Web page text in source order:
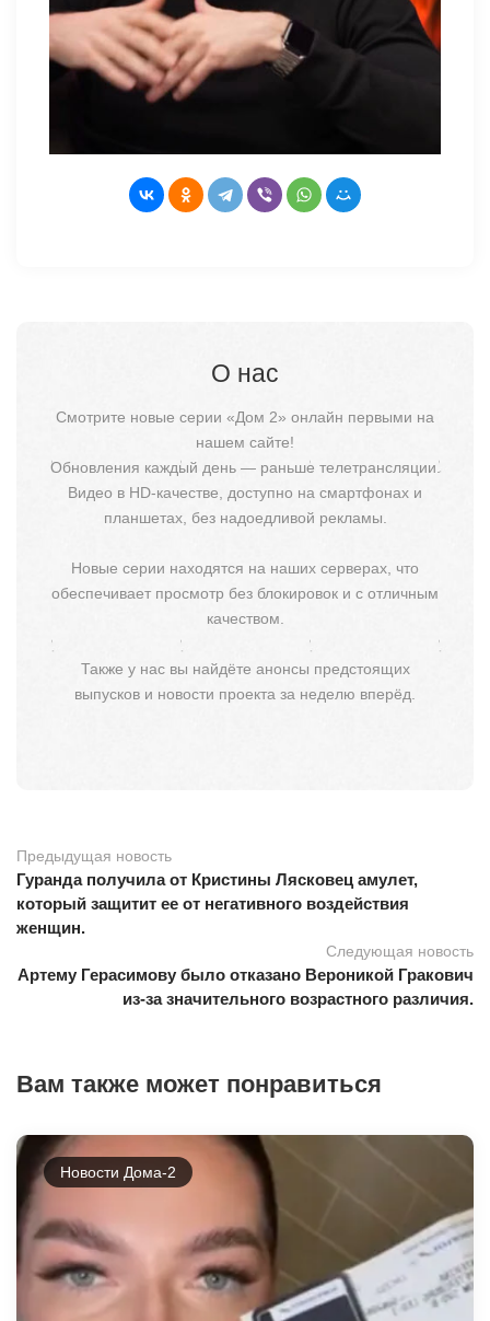
О нас
Смотрите новые серии «Дом 2» онлайн первыми на
нашем сайте!
Обновления каждый день — раньше телетрансляции.
Видео в HD-качестве, доступно на смартфонах и
планшетах, без надоедливой рекламы.
Новые серии находятся на наших серверах, что
обеспечивает просмотр без блокировок и с отличным
качеством.
Также у нас вы найдёте анонсы предстоящих
выпусков и новости проекта за неделю вперёд.
Предыдущая новость
Гуранда получила от Кристины Лясковец амулет,
который защитит ее от негативного воздействия
женщин.
Следующая новость
Артему Герасимову было отказано Вероникой Гракович
из-за значительного возрастного различия.
Вам также может понравиться
Новости Дома-2